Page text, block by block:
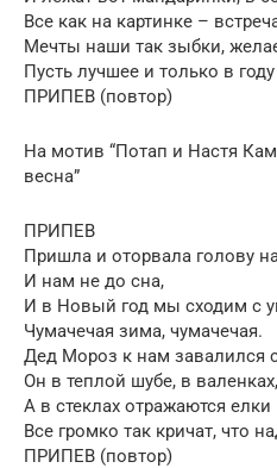
Все как на картинке –
Мечты наши так зыбки,
Пусть лучшее и только в
ПРИПЕВ (повтор)
На мотив “Потап и Настя
весна”
ПРИПЕВ
Пришла и оторвала голову
И нам не до сна,
И в Новый год мы сходим с
Чумачечая зима, чумачечая.
Дед Мороз к нам завалился
Он в теплой шубе, в
А в стеклах отражаются
Все громко так кричат, что
ПРИПЕВ (повтор)